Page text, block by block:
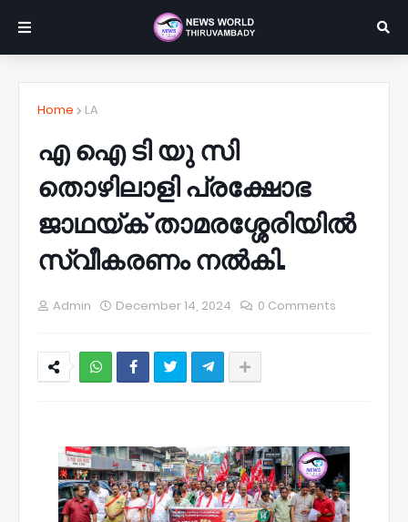
Home LA
എ ഐ ടി യു സി
തൊഴിലാളി പ്രക്ഷോഭ
ജാഥയ്ക് താമരശ്ശേരിയിൽ
സ്വീകരണം നൽകി.
Admin December 14, 2024 0 Comments